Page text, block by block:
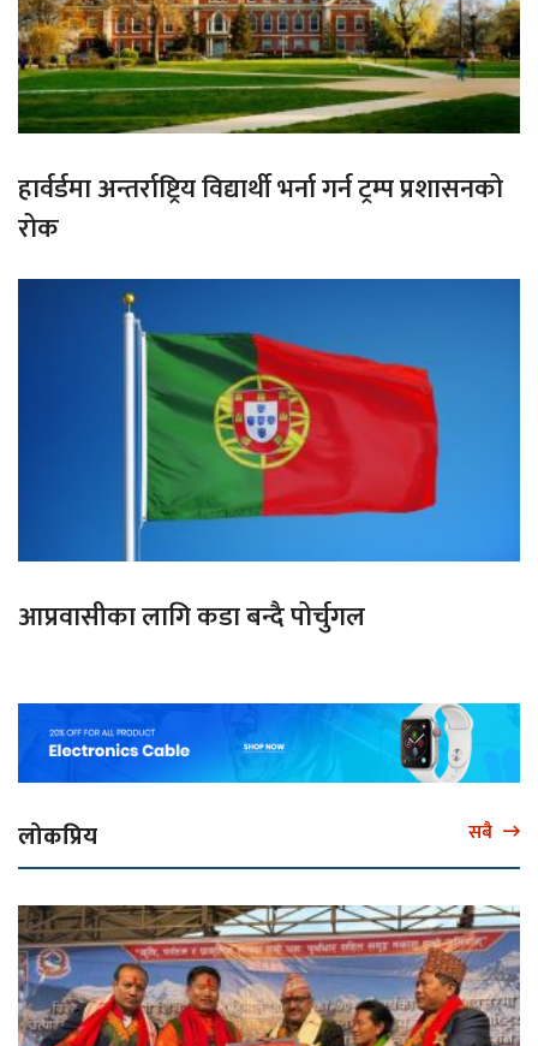
हार्वर्डमा अन्तर्राष्ट्रिय विद्यार्थी भर्ना गर्न ट्रम्प प्रशासनको
रोक
आप्रवासीका लागि कडा बन्दै पोर्चुगल
लोकप्रिय सबै